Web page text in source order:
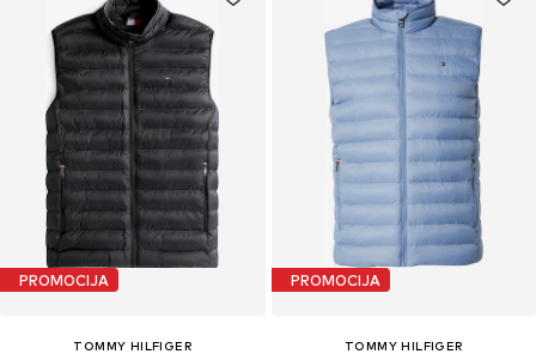
PROMOCIJA
TOMMY HILFIGER
PROMOCIJA
TOMMY HILFIGER